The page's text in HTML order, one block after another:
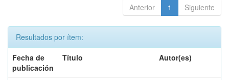
Anterior 1 Siguiente
Resultados por ítem:
Fecha de
publicación
Título Autor(es)